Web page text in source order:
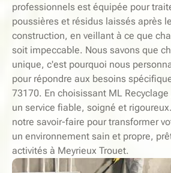
professionnels est équipée pour
poussières et résidus laissés après
construction, en veillant à ce que
soit impeccable. Nous savons que
unique, c'est pourquoi nous
pour répondre aux besoins
73170. En choisissant ML
un service fiable, soigné et
notre savoir-faire pour transformer
un environnement sain et propre,
activités à Meyrieux Trouet.